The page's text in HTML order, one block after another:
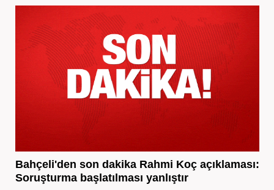
Bahçeli'den son dakika Rahmi Koç açıklaması:
Soruşturma başlatılması yanlıştır